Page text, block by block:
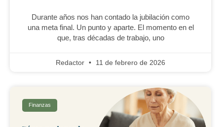
Durante años nos han contado la jubilación como
una meta final. Un punto y aparte. El momento en el
que, tras décadas de trabajo, uno
Redactor 11 de febrero de 2026
Finanzas